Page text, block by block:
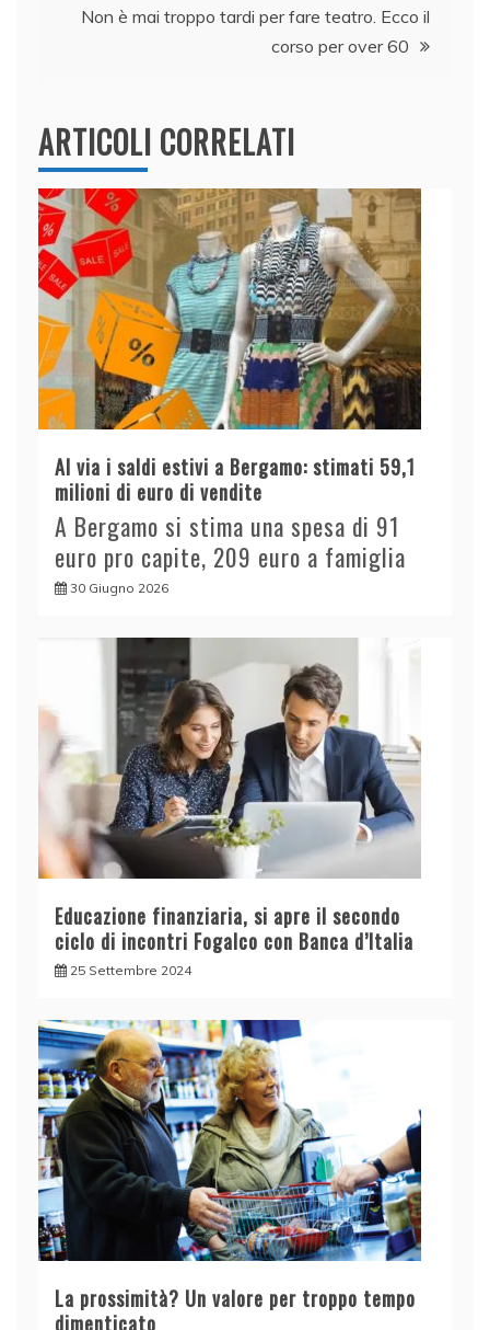
Non è mai troppo tardi per fare teatro. Ecco il
corso per over 60
ARTICOLI CORRELATI
Al via i saldi estivi a Bergamo: stimati 59,1
milioni di euro di vendite
A Bergamo si stima una spesa di 91
euro pro capite, 209 euro a famiglia
30 Giugno 2026
Educazione finanziaria, si apre il secondo
ciclo di incontri Fogalco con Banca d’Italia
25 Settembre 2024
La prossimità? Un valore per troppo tempo
dimenticato